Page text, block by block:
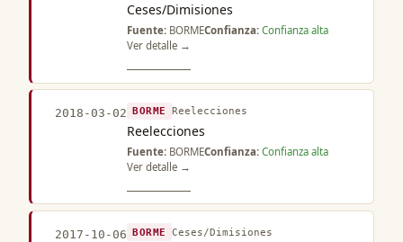
Ceses/Dimisiones
Fuente: BORMEConfianza: Confianza alta
Ver detalle →
2018-03-02 BORME Reelecciones
Reelecciones
Fuente: BORMEConfianza: Confianza alta
Ver detalle →
2017-10-06 BORME Ceses/Dimisiones